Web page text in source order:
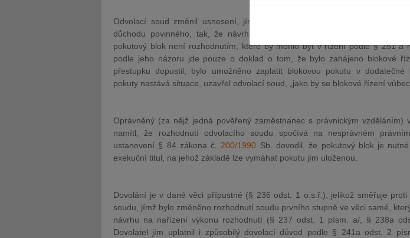
Odvolací soud změnil usnesení, jímž soud prvního stupně nařídil výkon
důchodu povinného, tak, že návrh na nařízení výkonu rozhodnutí zamítl.
pokutový blok není rozhodnutím, které by mohlo být v řízení podle § 251 a
podle jeho názoru jde pouze o doklad o tom, že bylo zahájeno blokové
přestupku dopustil, bylo umožněno zaplatit blokovou pokutu v dodatečné
pokuty nastává situace, uzavřel odvolací soud, „jako by se blokové řízení
Oprávněný (za nějž jedná pověřený zaměstnanec s právnickým vzděláním)
namítl, že rozhodnutí odvolacího soudu spočívá na nesprávném
ustanovení § 84 zákona č. 200/1990 Sb. dovodil, že pokutový blok je
exekuční titul, na jehož základě lze vymáhat pokutu jím uloženou.
Dovolání je v dané věci přípustné (§ 236 odst. 1 o.s.ř.), jelikož směřuje proti
soudu, jímž bylo změněno rozhodnutí soudu prvního stupně ve věci samé,
návrhu na nařízení výkonu rozhodnutí (§ 237 odst. 1 písm. a/, § 238a
Dovolatel jím uplatnil i způsobilý dovolací důvod podle § 241a odst. 2